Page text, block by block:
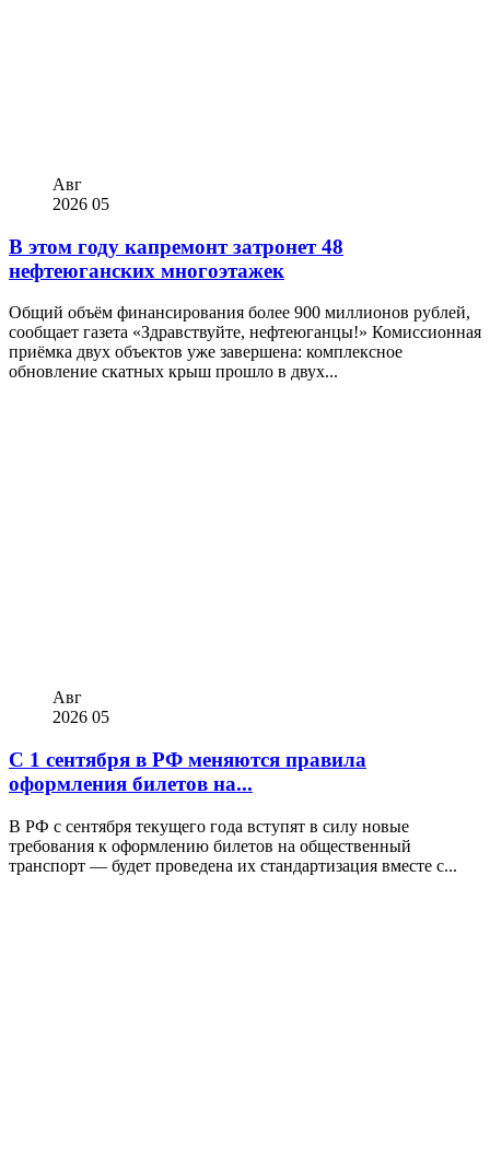
Авг
2026 05
В этом году капремонт затронет 48
нефтеюганских многоэтажек
Общий объём финансирования более 900 миллионов рублей,
сообщает газета «Здравствуйте, нефтеюганцы!» Комиссионная
приёмка двух объектов уже завершена: комплексное
обновление скатных крыш прошло в двух...
Авг
2026 05
С 1 сентября в РФ меняются правила
оформления билетов на...
В РФ с сентября текущего года вступят в силу новые
требования к оформлению билетов на общественный
транспорт — будет проведена их стандартизация вместе с...